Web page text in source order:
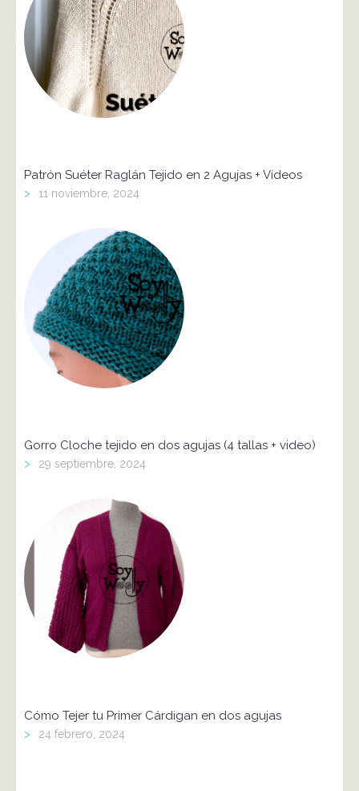
Patrón Suéter Raglán Tejido en 2 Agujas + Vídeos
> 11 noviembre, 2024
Gorro Cloche tejido en dos agujas (4 tallas + video)
> 29 septiembre, 2024
Cómo Tejer tu Primer Cárdigan en dos agujas
> 24 febrero, 2024